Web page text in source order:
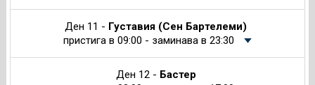
Ден 11 - Густавия (Сен Бартелеми)
пристига в 09:00 - заминава в 23:30
Ден 12 - Бастер